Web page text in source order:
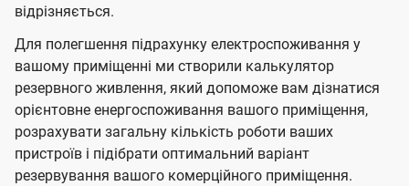
відрізняється.
Для полегшення підрахунку електроспоживання у
вашому приміщенні ми створили калькулятор
резервного живлення, який допоможе вам дізнатися
орієнтовне енергоспоживання вашого приміщення,
розрахувати загальну кількість роботи ваших
пристроїв і підібрати оптимальний варіант
резервування вашого комерційного приміщення.